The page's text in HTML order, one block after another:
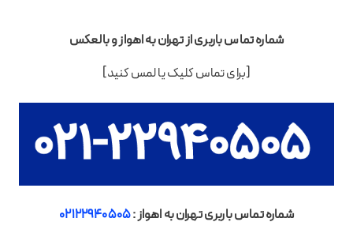
شماره تماس باربری از تهران به اهواز و بالعکس
[برای تماس کلیک یا لمس کنید]
شماره تماس باربری تهران به اهواز :02122940505